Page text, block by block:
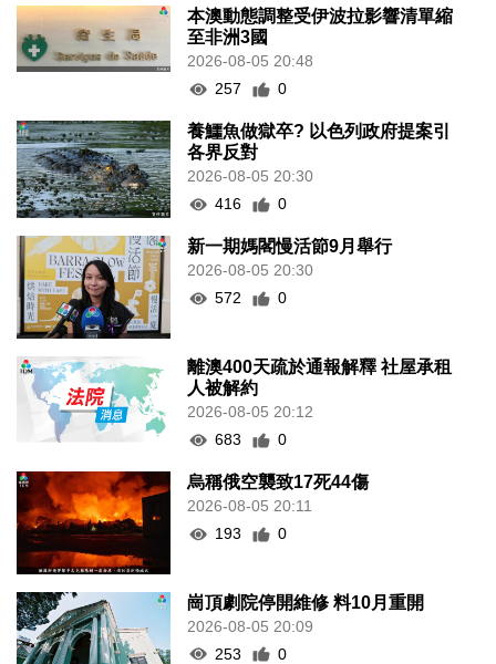
本澳動態調整受伊波拉影響清單縮
至非洲3國
2026-08-05 20:48
257
0
養鱷魚做獄卒? 以色列政府提案引
各界反對
2026-08-05 20:30
416
0
新一期媽閣慢活節9月舉行
2026-08-05 20:30
572
0
離澳400天疏於通報解釋 社屋承租
人被解約
2026-08-05 20:12
683
0
烏稱俄空襲致17死44傷
2026-08-05 20:11
193
0
崗頂劇院停開維修 料10月重開
2026-08-05 20:09
253
0